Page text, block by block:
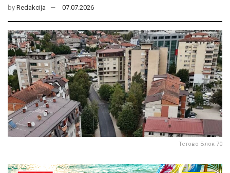
by Redakcija 07.07.2026
Тетово Блок 70